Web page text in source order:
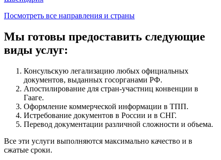
Посмотреть все направления и страны
Мы готовы предоставить следующие
виды услуг:
Консульскую легализацию любых официальных
документов, выданных госорганами РФ.
Апостилирование для стран-участниц конвенции в
Гааге.
Оформление коммерческой информации в ТПП.
Истребование документов в России и в СНГ.
Перевод документации различной сложности и объема.
Все эти услуги выполняются максимально качество и в
сжатые сроки.